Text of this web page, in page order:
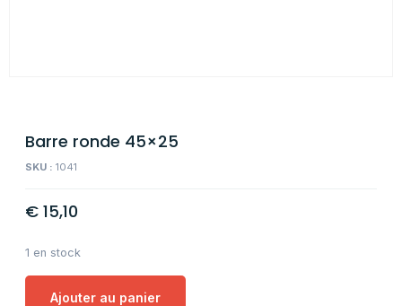
Barre ronde 45×25
SKU : 1041
€ 15,10
1 en stock
Ajouter au panier